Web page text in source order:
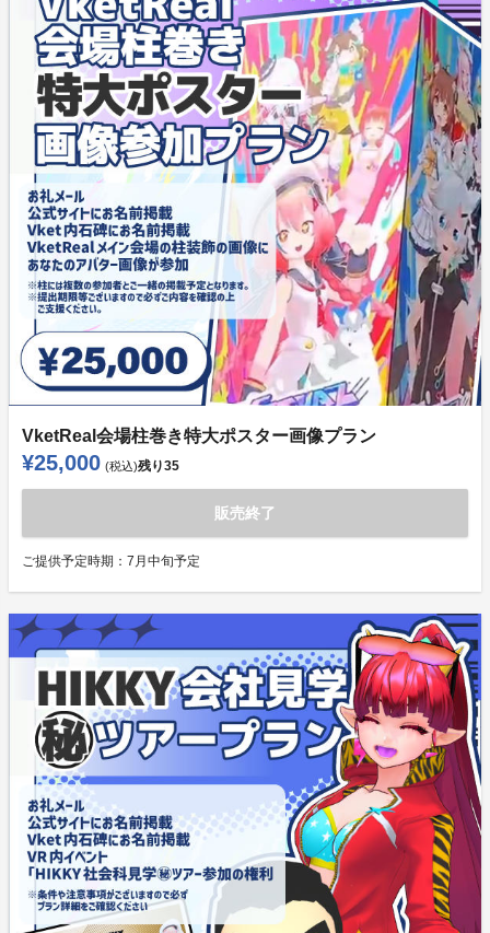
VketReal会場柱巻き特大ポスター画像プラン
¥25,000 (税込)残り35
販売終了
ご提供予定時期： 7月中旬予定